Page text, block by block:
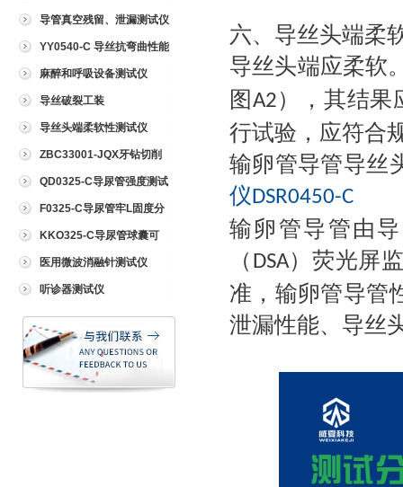
导管真空残留、泄漏测试仪
YY0540-C 导丝抗弯曲性能
测试仪麻醉和呼吸设备测试仪
导丝破裂工装
导丝头端柔软性测试仪
ZBC33001-JQX牙钻切削
试验仪QD0325-C导尿管强度测试
仪
F0325-C导尿管牢L固度分
离力测试仪
KKO325-C导尿管球囊可
靠性测试仪
医用微波消融针测试仪
听诊器测试仪
六、导丝头端柔
导丝头端应柔软
图 A2 ），其结果
行试验，应符合
输卵管导管导丝
仪DSR0450-C
输卵管导管由
（ DSA）荧光屏
准，输卵管导管
泄漏性能、导丝